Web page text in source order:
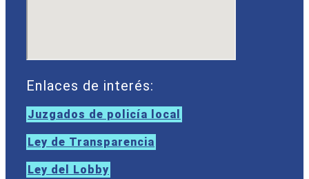
Enlaces de interés:
Juzgados de policía local
Ley de Transparencia
Ley del Lobby